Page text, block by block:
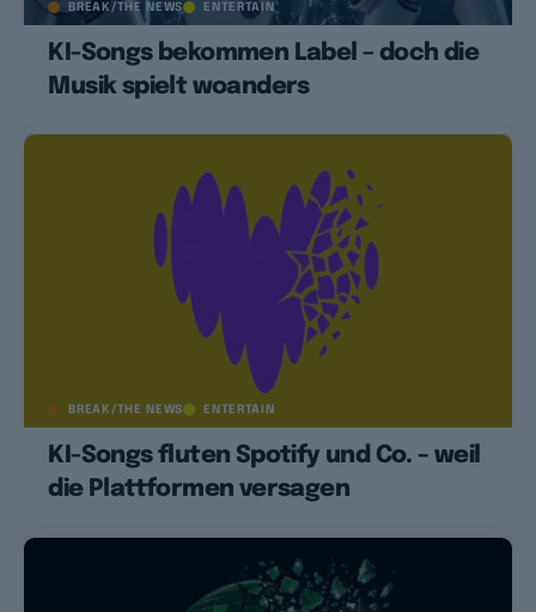
BREAK/THE NEWS ENTERTAIN
KI-Songs bekommen Label – doch die
Musik spielt woanders
BREAK/THE NEWS ENTERTAIN
KI-Songs fluten Spotify und Co. – weil
die Plattformen versagen